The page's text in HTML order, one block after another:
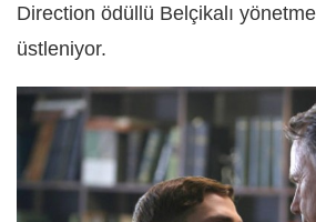
Direction ödüllü Belçikalı
üstleniyor.